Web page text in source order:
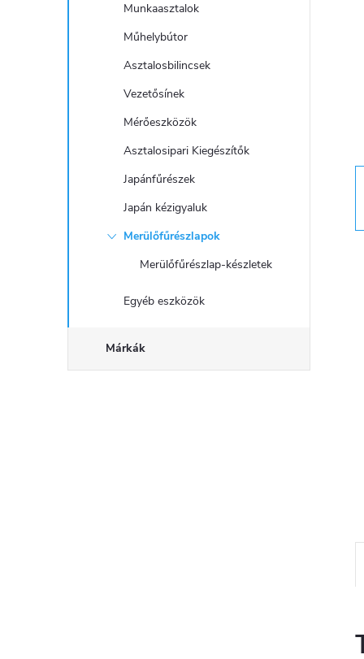
Munkaasztalok
Műhelybútor
Asztalosbilincsek
Vezetősínek
Mérőeszközök
Asztalosipari Kiegészítők
Japánfűrészek
Japán kézigyaluk
Merülőfűrészlapok
Merülőfűrészlap-készletek
Egyéb eszközök
Márkák